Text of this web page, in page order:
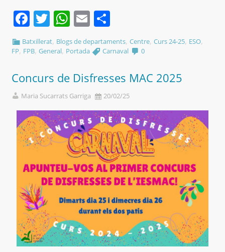
Facebook
Twitter
WhatsApp
Email
Batxillerat, Blogs de departaments,Centre,Curs 24-25, ESO,
FP, FPB, General, Portada Carnaval 0
Concurs de Disfresses MAC 2025
Maria Sucarrats Garriga 20/02/25